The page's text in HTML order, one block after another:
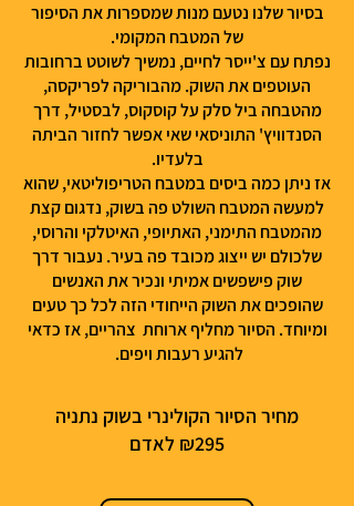
בסיור שלנו נטעם מנות שמספרות את הסיפור
של המטבח המקומי.
נפתח עם צ'ייסר לחיים, נמשיך לשוטט ברחובות
העוטפים את השוק. מהבוריקה לפריקסה,
מהטבחה ביל סלק על קוסקוס, לבסטיל, דרך
הסנדוויץ' התוניסאי שאי אפשר לחזור הביתה
בלעדיו.
אז ניתן כמה ביסים במטבח הטריפוליטאי, שהוא
למעשה המטבח השולט פה בשוק, נדגום קצת
מהמטבח התימני, האתיופי, האיטלקי והרוסי,
שלכולם יש ייצוג מכובד פה בעיר. נעבור דרך
שוק פישפשים אמיתי ונכיר את האנשים
שהופכים את השוק הייחודי הזה לכל כך טעים
ומיוחד. הסיור מחליף ארוחת צהריים, אז כדאי
להגיע רעבות ויפים.
מחיר הסיור הקולינרי בשוק נתניה
₪295 לאדם